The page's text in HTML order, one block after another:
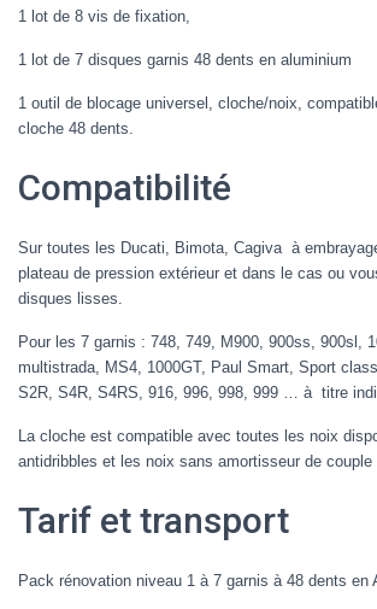
r1 lot de 8 vis de fixation,
1 lot de 7 disques garnis 48 dents en aluminium
1 outil de blocage universel, cloche/noix,
cloche 48 dents.
Compatibilité
Sur toutes les Ducati, Bimota, Cagiva à
plateau de pression extérieur et dans le cas ou
disques lisses.
Pour les 7 garnis : 748, 749, M900, 900ss, 900sl,
multistrada, MS4, 1000GT, Paul Smart, Sport
S2R, S4R, S4RS, 916, 996, 998, 999 … à titre
La cloche est compatible avec toutes les noix
antidribbles et les noix sans amortisseur de
Tarif et transport
Pack rénovation niveau 1 à 7 garnis à 48 dents en